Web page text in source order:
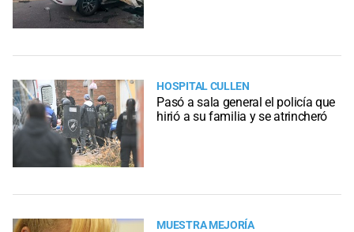
HOSPITAL CULLEN
Pasó a sala general el policía que
hirió a su familia y se atrincheró
MUESTRA MEJORÍA